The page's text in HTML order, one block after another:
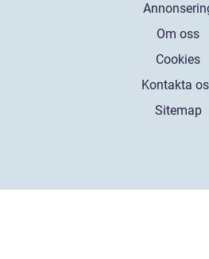
Om oss
Cookies
Kontakta
Sitemap